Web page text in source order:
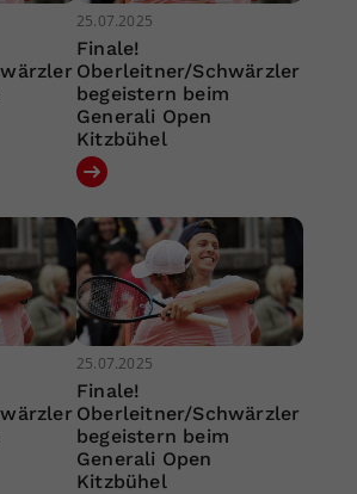
25.07.2025
Finale!
Oberleitner/Schwärzler
begeistern beim
Generali Open
Kitzbühel
25.07.2025
Finale!
Oberleitner/Schwärzler
begeistern beim
Generali Open
Kitzbühel